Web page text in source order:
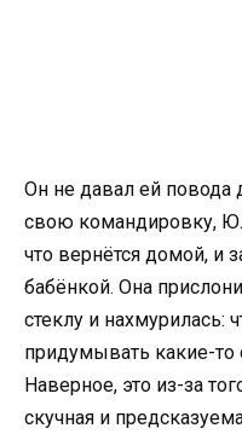
Он не давал ей повода
свою командировку,
что вернётся домой, и
бабёнкой. Она
стеклу и нахмурилась:
придумывать какие-
Наверное, это из-за
скучная и